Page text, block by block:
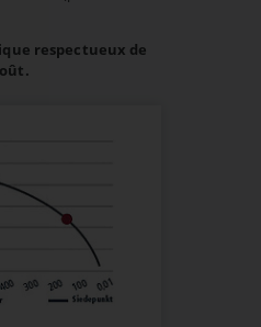
respectueux de